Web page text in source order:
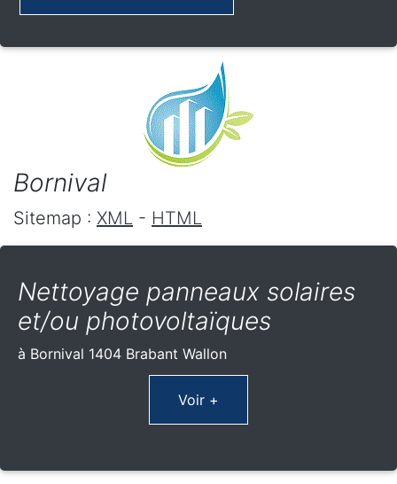
Bornival
Sitemap : XML - HTML
Nettoyage panneaux solaires
et/ou photovoltaïques
à Bornival 1404 Brabant Wallon
Voir +